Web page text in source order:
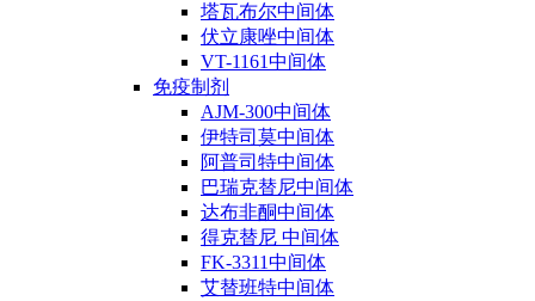
塔瓦布尔中间体
伏立康唑中间体
VT-1161中间体
免疫制剂
AJM-300中间体
伊特司莫中间体
阿普司特中间体
巴瑞克替尼中间体
达布非酮中间体
得克替尼 中间体
FK-3311中间体
艾替班特中间体